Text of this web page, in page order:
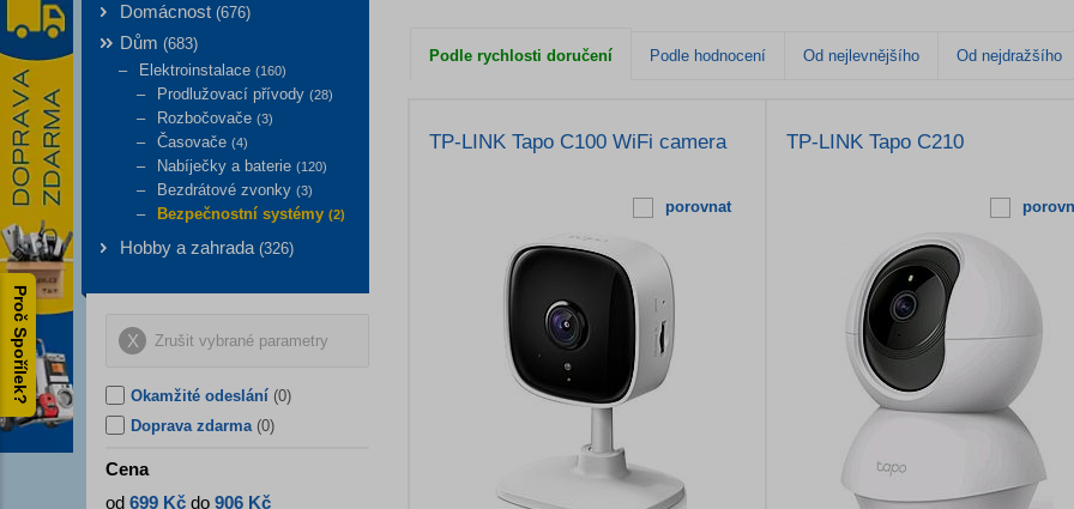
Proč Spořílek?
Podle rychlosti doručení Podle hodnocení Od nejlevnějšího Od nejdražšího
TP-LINK Tapo C100 WiFi camera
porovnat
TP-LINK Tapo C210
Domácnost (676)
Dům (683)
Elektroinstalace (160)
Prodlužovací přívody (28)
Rozbočovače (3)
Časovače (4)
Nabíječky a baterie (120)
Bezdrátové zvonky (3)
Bezpečnostní systémy (2)
Hobby a zahrada (326)
Zrušit vybrané parametry
Okamžité odeslání (0)
Doprava zdarma (0)
Cena
od 699 Kč do 906 Kč